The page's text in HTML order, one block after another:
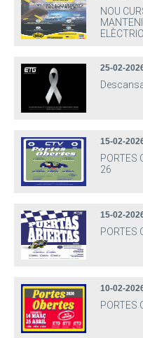
NOU
25-02-
15-02-
PORTES
26
15-02-
PORTES
10-02-
PORTES